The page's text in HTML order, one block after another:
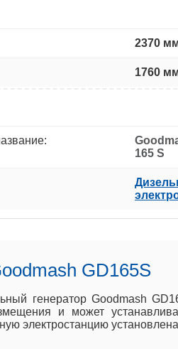
2370
1760
165 S
GD165S
генератор Goodmash
и может
электростанцию